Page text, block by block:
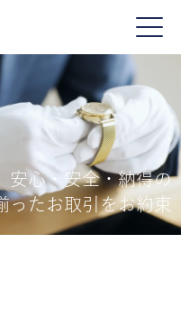
安心・安全・納得の
ったお取引をお約束